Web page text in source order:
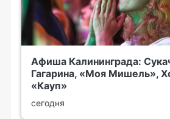
Афиша Калининграда:
Гагарина, «Моя Мишель»,
«Кауп»
сегодня